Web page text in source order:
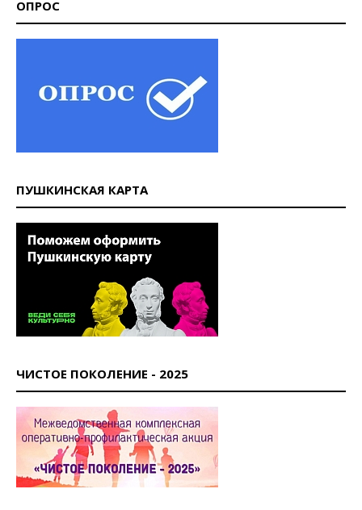
ОПРОС
ПУШКИНСКАЯ КАРТА
ЧИСТОЕ ПОКОЛЕНИЕ - 2025